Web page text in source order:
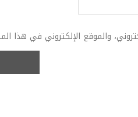
والموقع الإلكتروني في هذا